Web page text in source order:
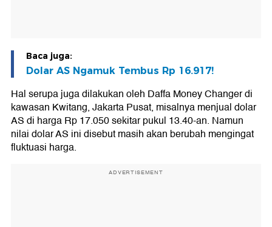
Baca juga:
Dolar AS Ngamuk Tembus Rp 16.917!
Hal serupa juga dilakukan oleh Daffa Money Changer di
kawasan Kwitang, Jakarta Pusat, misalnya menjual dolar
AS di harga Rp 17.050 sekitar pukul 13.40-an. Namun
nilai dolar AS ini disebut masih akan berubah mengingat
fluktuasi harga.
ADVERTISEMENT